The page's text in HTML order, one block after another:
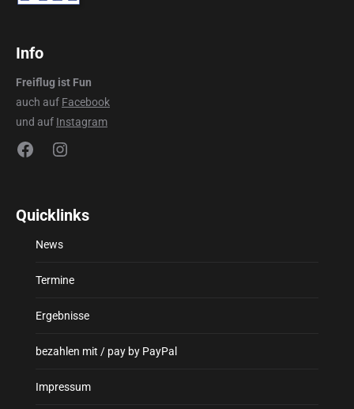
Info
Freiflug ist Fun
auch auf Facebook
und auf Instagram
FacebookInstagram
Quicklinks
News
Termine
Ergebnisse
bezahlen mit / pay by PayPal
Impressum